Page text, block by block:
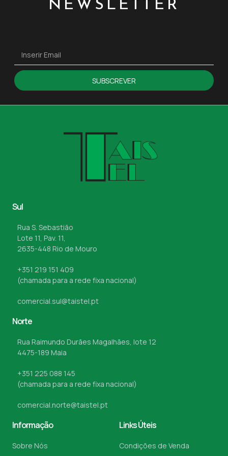
NEWSLETTER
SUBSCREVER
Sul
Rua S. Sebastião
Lote 11, Pav. 11,
2635-448 Rio de Mouro
+351 219 151 409
(chamada para a rede fixa nacional)
comercial.sul@taistel.pt
Norte
Rua Raimundo Durães Magalhães, lote 12
4475-189 Maia
+351 225 088 145
(chamada para a rede fixa nacional)
comercial.norte@taistel.pt
Informação
Sobre Nós
Links Úteis
Condições de Venda